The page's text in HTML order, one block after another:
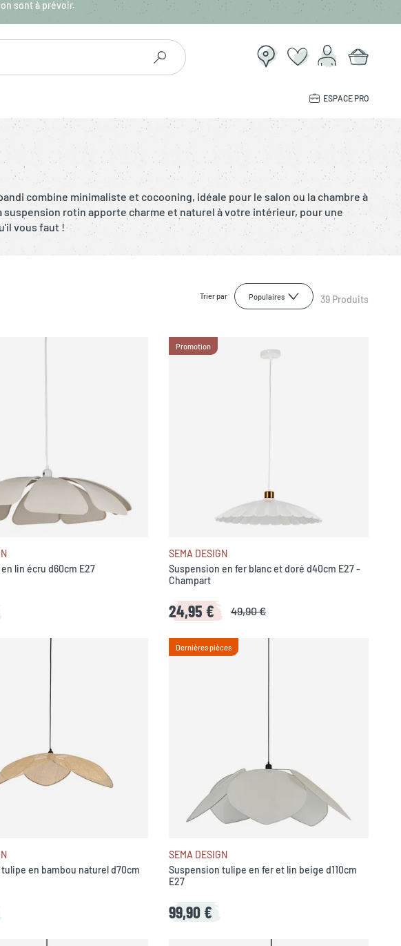
sont à prévoir.
ESPACE PRO
combine minimaliste et cocooning, idéale pour le salon ou la chambre à
rotin apporte charme et naturel à votre intérieur, pour une
vous faut !
Trier par Populaires 39 Produits
lin écru d60cm E27
Promotion
SEMA DESIGN
Suspension en fer blanc et doré d40cm E27 -
Champart
24,95 € 49,90 €
en bambou naturel d70cm
Dernières pièces
SEMA DESIGN
Suspension tulipe en fer et lin beige d110cm
E27
99,90 €